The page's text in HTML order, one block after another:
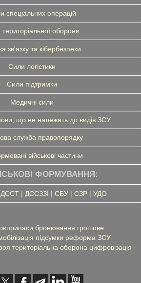
спеціальних операцій
оборони
зв'язку та кібербезпеки
Сили логістики
Сили підтримки
Медичні сили
що не належать до видів ЗСУ
служба правопорядку
військові частини
ФОРМУВАННЯ:
ДССТ| ДССЗЗІ | СБУ| СЗР| УДО
бронювання грошове
підсумки реформа ЗСУ
територіальна оборона цифровізація